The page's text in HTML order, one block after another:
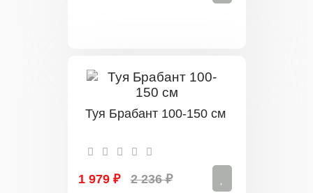
Туя Брабант 100-150 см
1 979 ₽ 2 236 ₽